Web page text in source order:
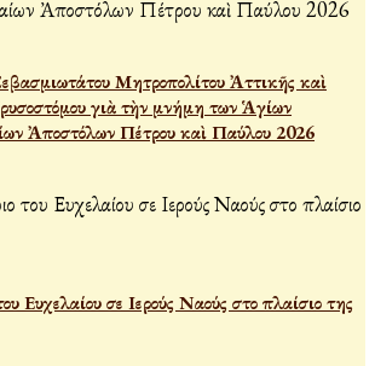
Μητροπολίτου Ἀττικῆς καὶ
γιὰ τὴν μνήμη των Ἁγίων
Ἀποστόλων Πέτρου καὶ Παύλου 2026
Ευχελαίου σε Ιερούς Ναούς στο πλαίσιο της